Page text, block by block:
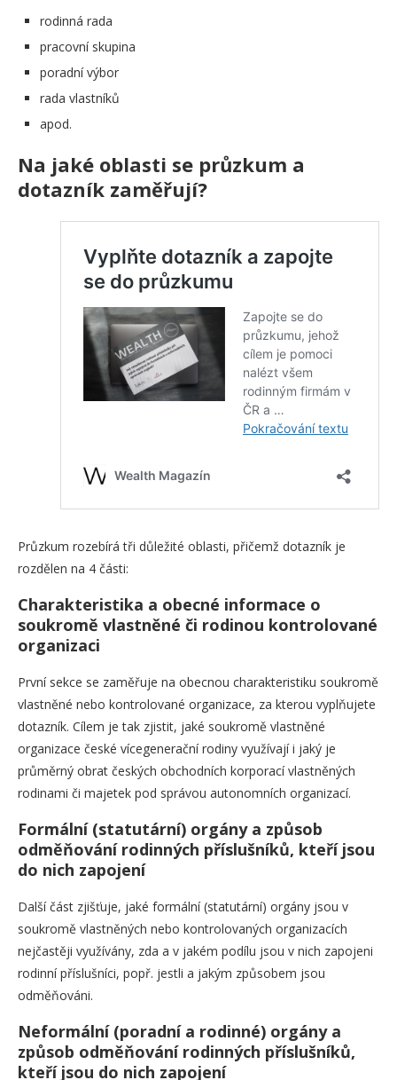
rodinná rada
pracovní skupina
poradní výbor
rada vlastníků
apod.
Na jaké oblasti se průzkum a
dotazník zaměřují?
Průzkum rozebírá tři důležité oblasti, přičemž dotazník je
rozdělen na 4 části:
Charakteristika a obecné informace o
soukromě vlastněné či rodinou kontrolované
organizaci
První sekce se zaměřuje na obecnou charakteristiku soukromě
vlastněné nebo kontrolované organizace, za kterou vyplňujete
dotazník. Cílem je tak zjistit, jaké soukromě vlastněné
organizace české vícegenerační rodiny využívají i jaký je
průměrný obrat českých obchodních korporací vlastněných
rodinami či majetek pod správou autonomních organizací.
Formální (statutární) orgány a způsob
odměňování rodinných příslušníků, kteří jsou
do nich zapojení
Další část zjišťuje, jaké formální (statutární) orgány jsou v
soukromě vlastněných nebo kontrolovaných organizacích
nejčastěji využívány, zda a v jakém podílu jsou v nich zapojeni
rodinní příslušníci, popř. jestli a jakým způsobem jsou
odměňováni.
Neformální (poradní a rodinné) orgány a
způsob odměňování rodinných příslušníků,
kteří jsou do nich zapojení